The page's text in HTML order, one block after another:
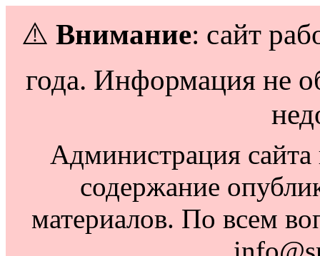
⚠️ Внимание: сайт
года. Информация не
Администрация сайта
содержание
материалов. По всем